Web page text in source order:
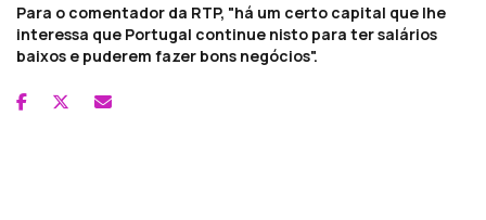
Para o comentador da RTP, "há um certo capital que lhe
interessa que Portugal continue nisto para ter salários
baixos e puderem fazer bons negócios".